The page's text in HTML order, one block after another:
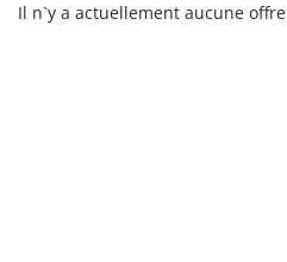
Il n`y a actuellement aucune offre